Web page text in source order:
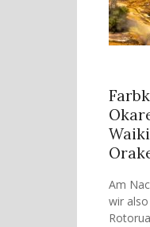
Am
wir